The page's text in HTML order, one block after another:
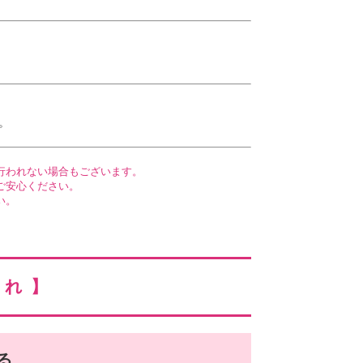
れない場合もございます。
心ください。
】